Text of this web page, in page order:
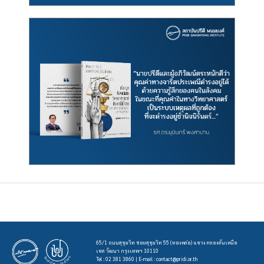
65/1 ถนนสุขุมวิท ซอยสุขุมวิท 55 (ทองหล่อ) แขวง คลองตันเหนือ
เขต วัฒนา กรุงเทพฯ 10110
Tel : 02 381 3860 | E-mail :contact@pridi.or.th